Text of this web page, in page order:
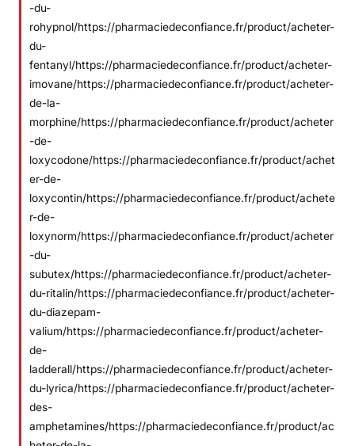
-du-
rohypnol/https://pharmaciedeconfiance.fr/product/acheter-
du-
fentanyl/https://pharmaciedeconfiance.fr/product/acheter-
imovane/https://pharmaciedeconfiance.fr/product/acheter-
de-la-
morphine/https://pharmaciedeconfiance.fr/product/acheter
-de-
loxycodone/https://pharmaciedeconfiance.fr/product/achet
er-de-
loxycontin/https://pharmaciedeconfiance.fr/product/achete
r-de-
loxynorm/https://pharmaciedeconfiance.fr/product/acheter
-du-
subutex/https://pharmaciedeconfiance.fr/product/acheter-
du-ritalin/https://pharmaciedeconfiance.fr/product/acheter-
du-diazepam-
valium/https://pharmaciedeconfiance.fr/product/acheter-
de-
ladderall/https://pharmaciedeconfiance.fr/product/acheter-
du-lyrica/https://pharmaciedeconfiance.fr/product/acheter-
des-
amphetamines/https://pharmaciedeconfiance.fr/product/ac